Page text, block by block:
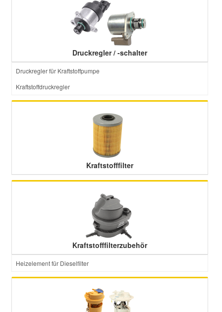
Druckregler / -schalter
Druckregler für Kraftstoffpumpe
Kraftstoffdruckregler
Kraftstofffilter
Kraftstofffilterzubehör
Heizelement für Dieselfilter
Volvo Ersatzteile